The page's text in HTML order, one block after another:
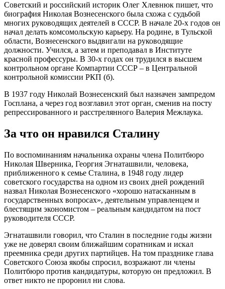
Советский и российский историк Олег Хлевнюк пишет, что
биография Николая Вознесенского была схожа с судьбой
многих руководящих деятелей в СССР. В начале 20-х годов он
начал делать комсомольскую карьеру. На родине, в Тульской
области, Вознесенского выдвигали на руководящие
должности. Учился, а затем и преподавал в Институте
красной профессуры. В 30-х годах он трудился в высшем
контрольном органе Компартии СССР – в Центральной
контрольной комиссии РКП (б).
В 1937 году Николай Вознесенский был назначен зампредом
Госплана, а через год возглавил этот орган, сменив на посту
репрессированного и расстрелянного Валерия Межлаука.
За что он нравился Сталину
По воспоминаниям начальника охраны члена Политбюро
Николая Шверника, Георгия Эгнаташвили, человека,
приближенного к семье Сталина, в 1948 году лидер
советского государства на одном из своих дней рождений
назвал Николая Вознесенского «хорошо натасканным в
государственных вопросах», деятельным управленцем и
блестящим экономистом – реальным кандидатом на пост
руководителя СССР.
Эгнаташвили говорил, что Сталин в последние годы жизни
уже не доверял своим ближайшим соратникам и искал
преемника среди других партийцев. На том празднике глава
Советского Союза якобы спросил, возражают ли члены
Политбюро против кандидатуры, которую он предложил. В
ответ никто не проронил ни слова.